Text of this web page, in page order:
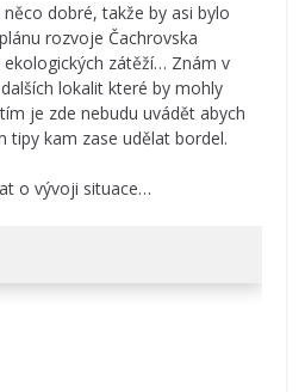
dobré, takže by asi bylo
rozvoje Čachrovska
zátěží… Znám v
lokalit které by mohly
je zde nebudu uvádět abych
tipy kam zase udělat bordel.
o vývoji situace…